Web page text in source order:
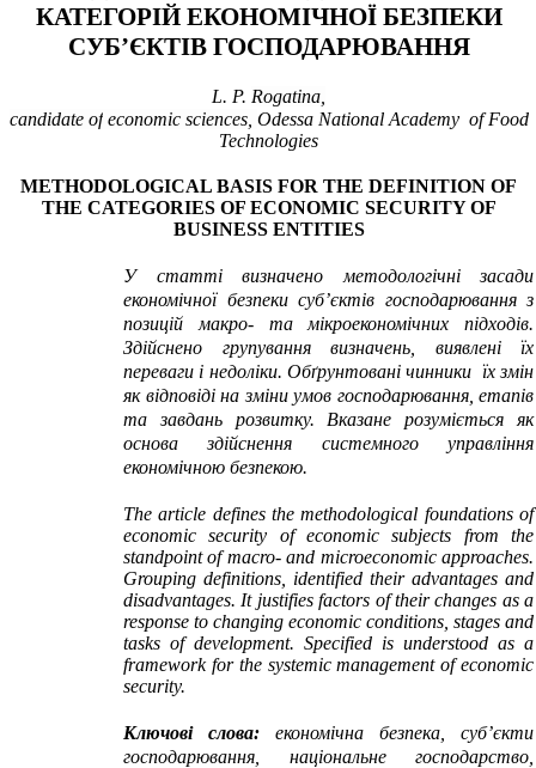
КАТЕГОРІЙ ЕКОНОМІЧНОЇ БЕЗПЕКИ
СУБ’ЄКТІВ ГОСПОДАРЮВАННЯ
L. P. Rogatina
candidate of economic sciences, Odessa National Academy of Food
Technologies
METHODOLOGICAL BASIS FOR THE DEFINITION OF
THE CATEGORIES OF ECONOMIC SECURITY OF
BUSINESS ENTITIES
У статті визначено методологічні засади
економічної безпеки суб’єктів господарювання з
позицій макро- та мікроекономічних підходів.
Здійснено групування визначень, виявлені їх
переваги і недоліки. Обґрунтовані чинники їх змін
як відповіді на зміни умов господарювання, етапів
та завдань розвитку. Вказане розуміється як
основа здійснення системного управління
економічною безпекою.
The article defines the methodological foundations of
economic security of economic subjects from the
standpoint of macro- and microeconomic approaches.
Grouping definitions, identified their advantages and
disadvantages. It justifies factors of their changes as a
response to changing economic conditions, stages and
tasks of development. Specified is understood as a
framework for the systemic management of economic
security.
Ключові слова: економічна безпека, суб’єкти
господарювання, національне господарство,